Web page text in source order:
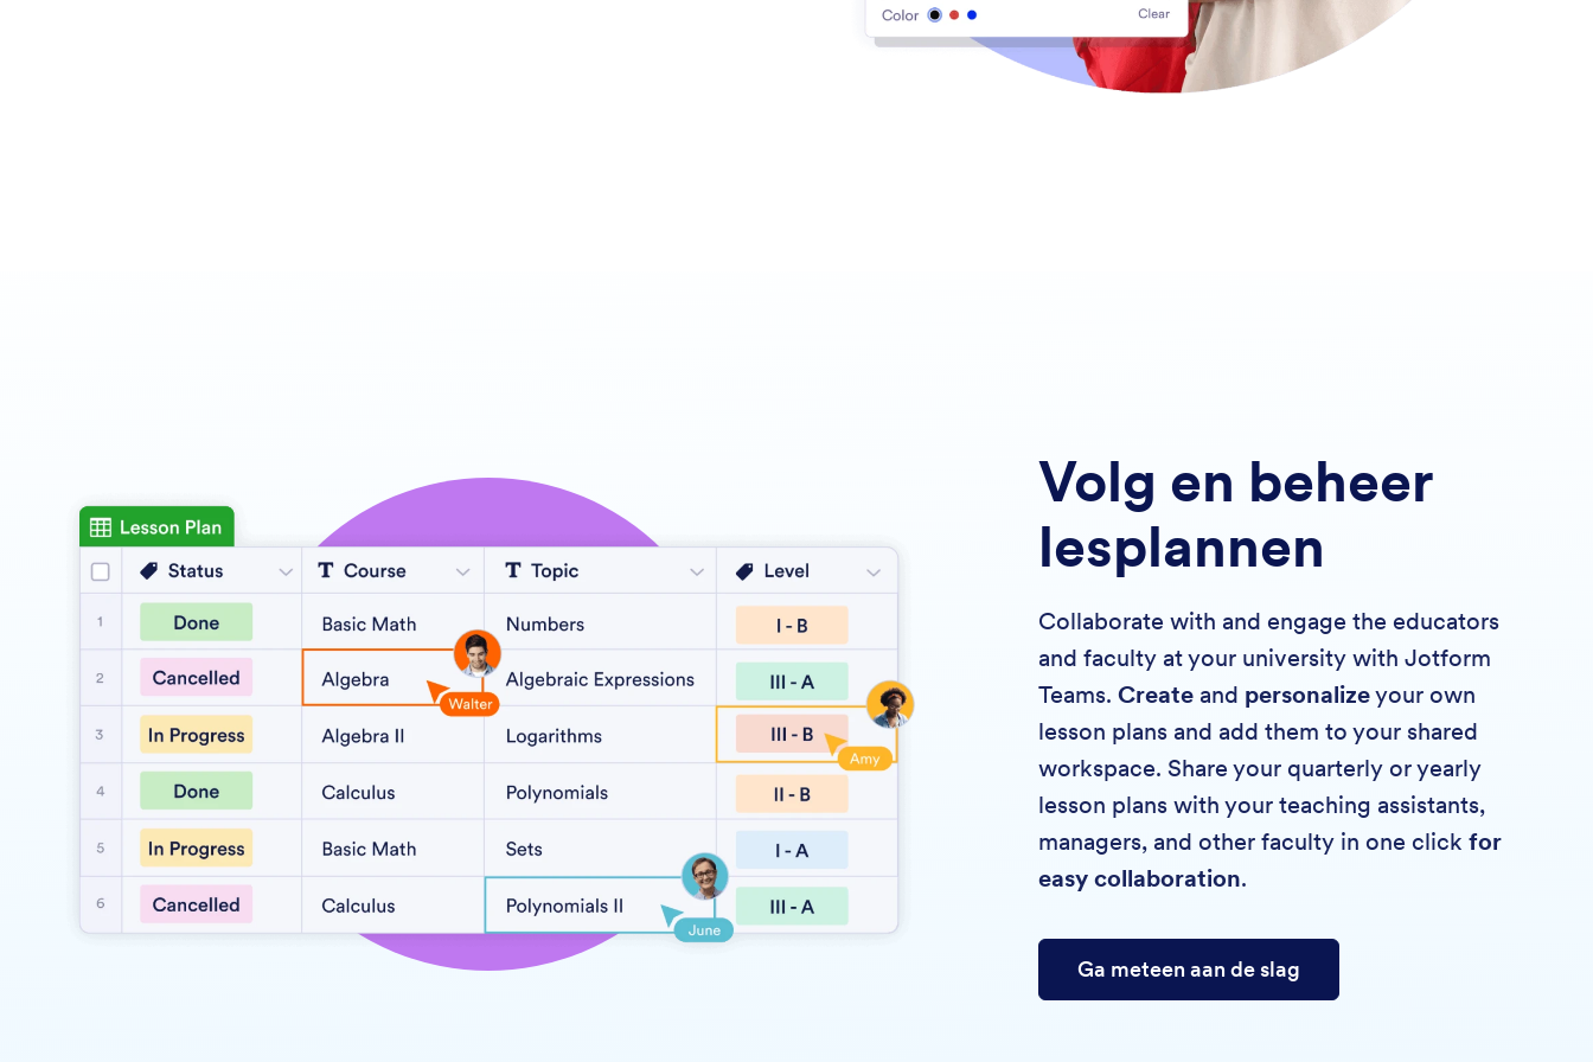
Volg en beheer
lesplannen
Collaborate with and engage the educators
and faculty at your university with Jotform
Teams. Create and personalizeyour own
lesson plans and add them to your shared
workspace. Share your quarterly or yearly
lesson plans with your teaching assistants,
managers, and other faculty in one click for
easy collaboration.
Ga meteen aan de slag